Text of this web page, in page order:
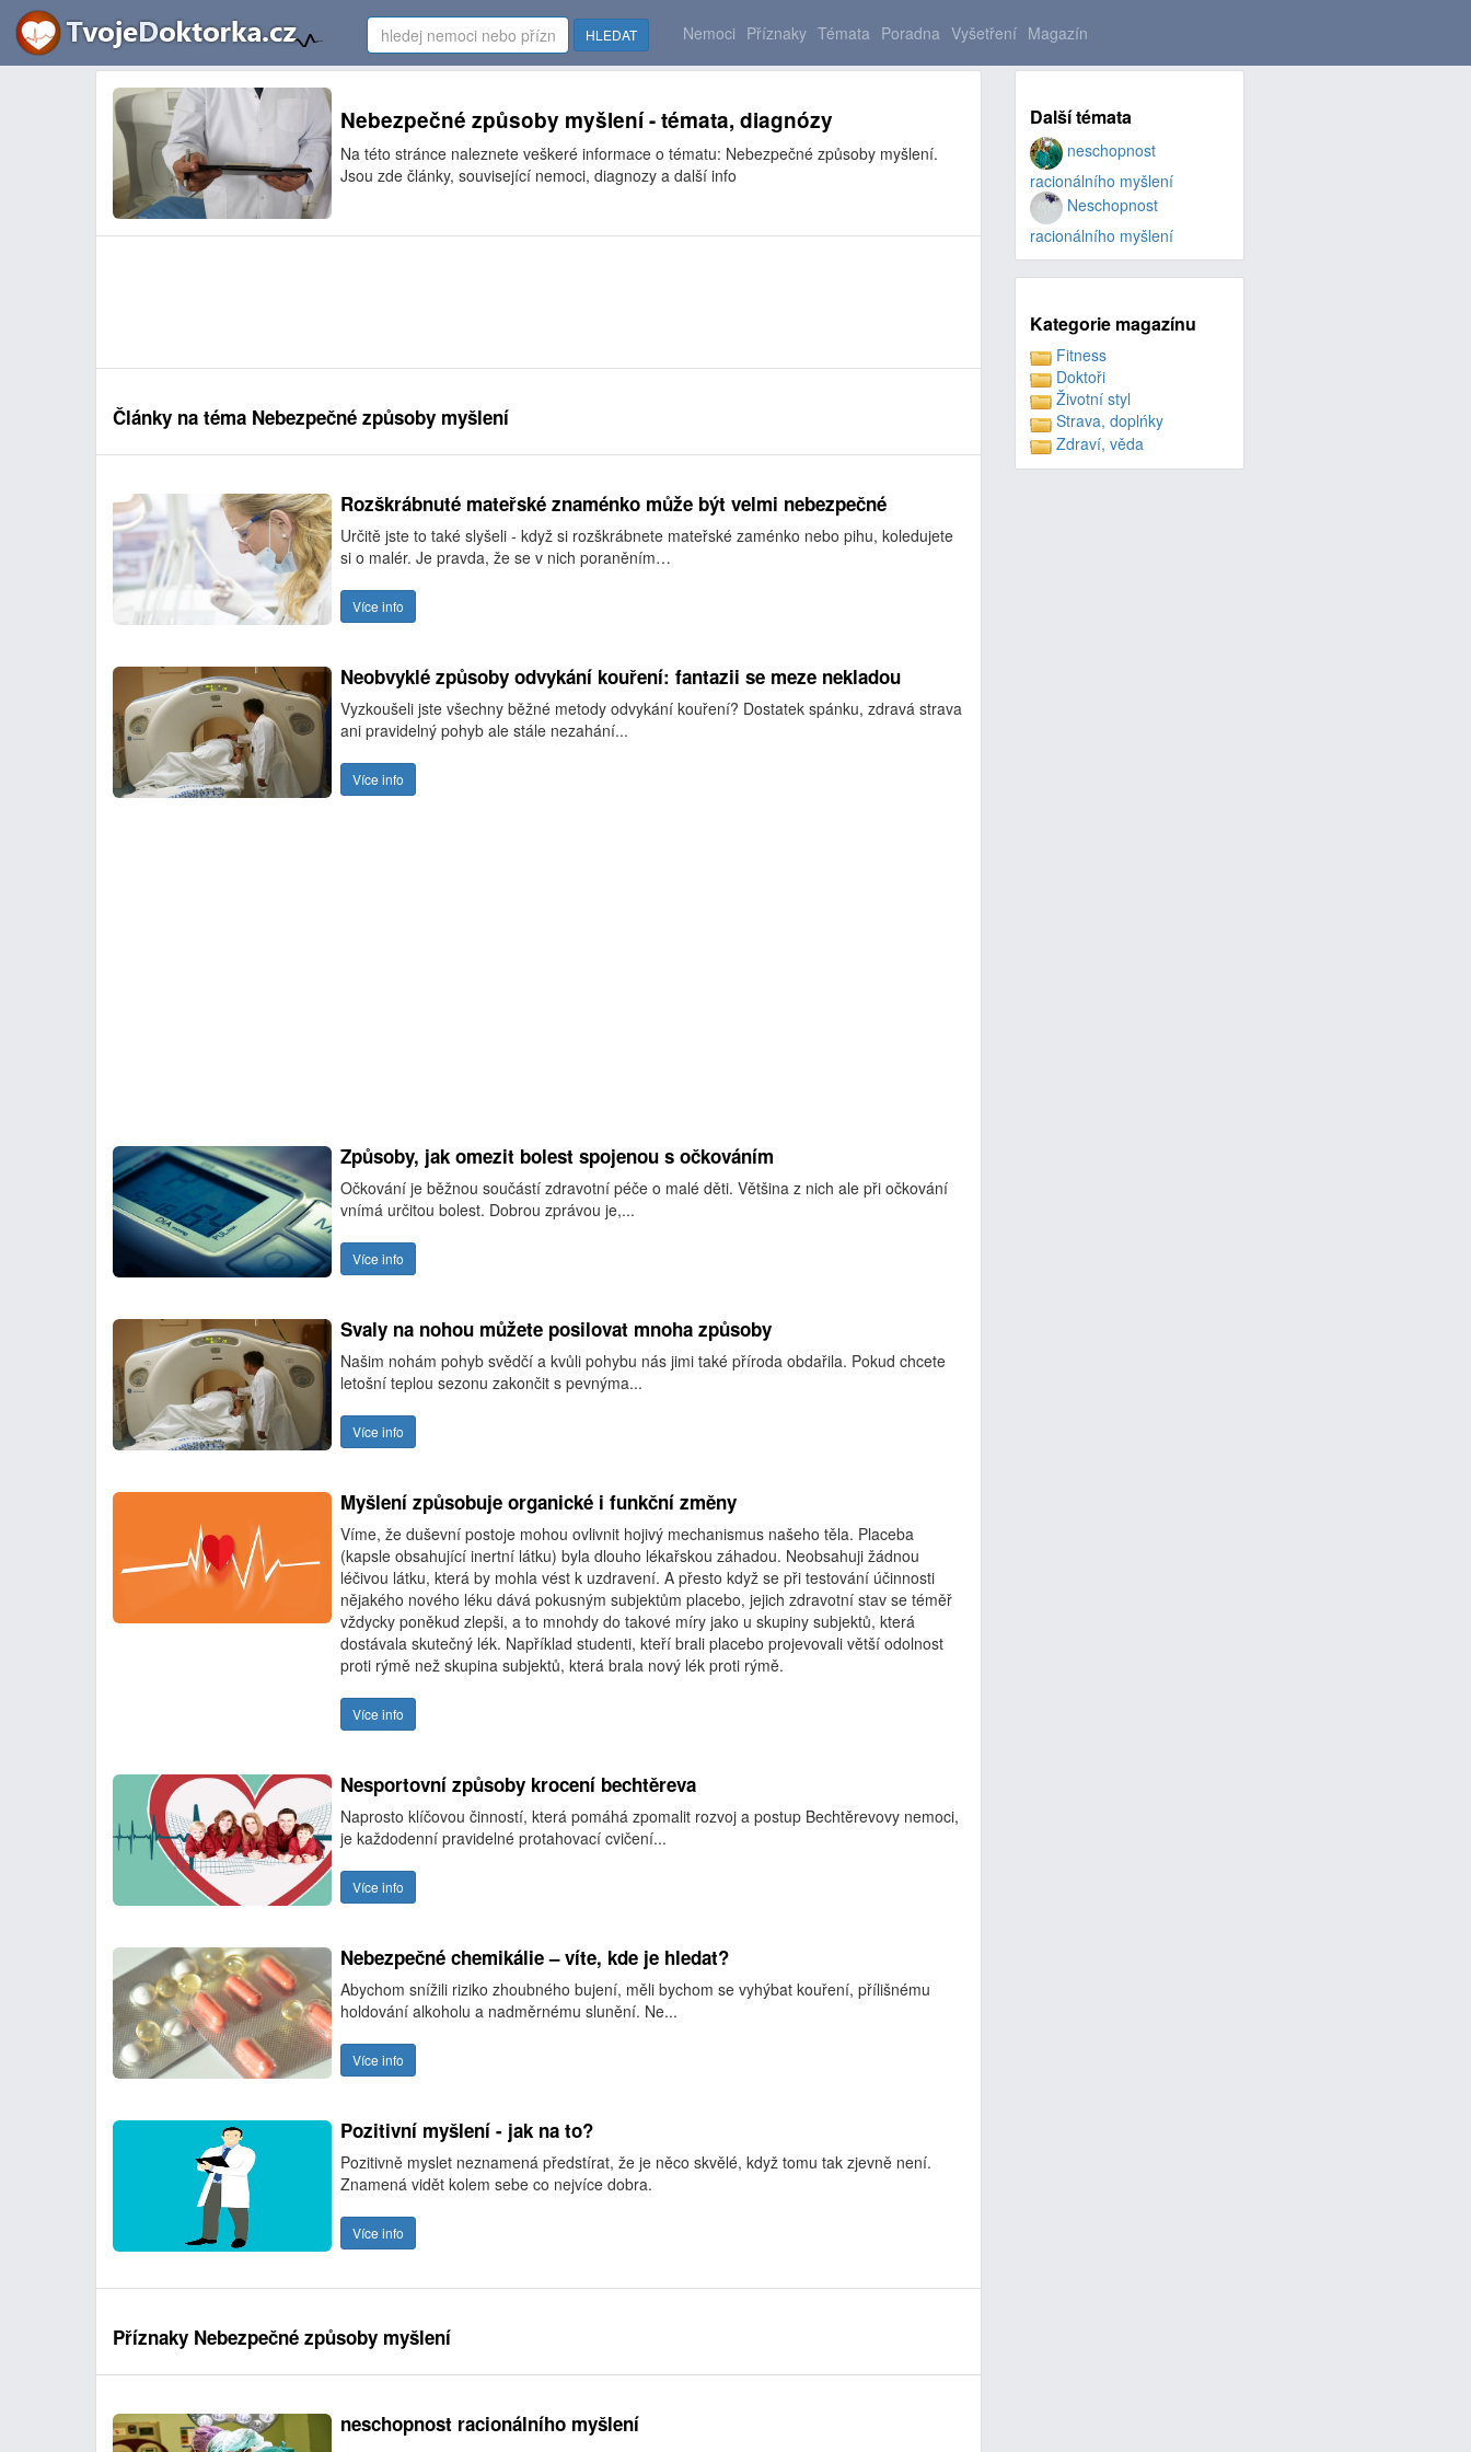
HLEDAT Nemoci Příznaky Témata Poradna Vyšetření Magazín
Nebezpečné způsoby myšlení - témata, diagnózy
Na této stránce naleznete veškeré informace o tématu: Nebezpečné způsoby myšlení.
Jsou zde články, související nemoci, diagnozy a další info
Články na téma Nebezpečné způsoby myšlení
Rozškrábnuté mateřské znaménko může být velmi nebezpečné
Určitě jste to také slyšeli - když si rozškrábnete mateřské zaménko nebo pihu, koledujete
si o malér. Je pravda, že se v nich poraněním…
Více info
Neobvyklé způsoby odvykání kouření: fantazii se meze nekladou
Vyzkoušeli jste všechny běžné metody odvykání kouření? Dostatek spánku, zdravá strava
ani pravidelný pohyb ale stále nezahání...
Více info
Způsoby, jak omezit bolest spojenou s očkováním
Očkování je běžnou součástí zdravotní péče o malé děti. Většina z nich ale při očkování
vnímá určitou bolest. Dobrou zprávou je,...
Více info
Svaly na nohou můžete posilovat mnoha způsoby
Našim nohám pohyb svědčí a kvůli pohybu nás jimi také příroda obdařila. Pokud chcete
letošní teplou sezonu zakončit s pevnýma...
Více info
Myšlení způsobuje organické i funkční změny
Víme, že duševní postoje mohou ovlivnit hojivý mechanismus našeho těla. Placeba
(kapsle obsahující inertní látku) byla dlouho lékařskou záhadou. Neobsahuji žádnou
léčivou látku, která by mohla vést k uzdravení. A přesto když se při testování účinnosti
nějakého nového léku dává pokusným subjektům placebo, jejich zdravotní stav se téměř
vždycky poněkud zlepši, a to mnohdy do takové míry jako u skupiny subjektů, která
dostávala skutečný lék. Například studenti, kteří brali placebo projevovali větší odolnost
proti rýmě než skupina subjektů, která brala nový lék proti rýmě.
Více info
Nesportovní způsoby krocení bechtěreva
Naprosto klíčovou činností, která pomáhá zpomalit rozvoj a postup Bechtěrevovy nemoci,
je každodenní pravidelné protahovací cvičení...
Více info
Nebezpečné chemikálie – víte, kde je hledat?
Abychom snížili riziko zhoubného bujení, měli bychom se vyhýbat kouření, přílišnému
holdování alkoholu a nadměrnému slunění. Ne...
Více info
Pozitivní myšlení - jak na to?
Pozitivně myslet neznamená předstírat, že je něco skvělé, když tomu tak zjevně není.
Znamená vidět kolem sebe co nejvíce dobra.
Více info
Příznaky Nebezpečné způsoby myšlení
neschopnost racionálního myšlení
Další témata
neschopnost
racionálního myšlení
Neschopnost
racionálního myšlení
Kategorie magazínu
Fitness
Doktoři
Životní styl
Strava, doplńky
Zdraví, věda